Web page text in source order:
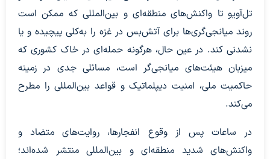
تل‌آویو تا واکنش‌های منطقه‌ای و بین‌المللی که ممکن است
روند میانجی‌گری‌ها برای آتش‌بس در غزه را به‌کلی پیچیده و یا
نشدنی کند. در عین حال، هرگونه حمله‌ای در خاک کشوری که
میزبان هیئت‌های میانجی‌گر است، مسائلی جدی در زمینه
حاکمیت ملی، امنیت دیپلماتیک و قواعد بین‌المللی را مطرح
می‌کند.
در ساعات پس از وقوع انفجارها، روایت‌های متضاد و
واکنش‌های شدید منطقه‌ای و بین‌المللی منتشر شده‌اند؛